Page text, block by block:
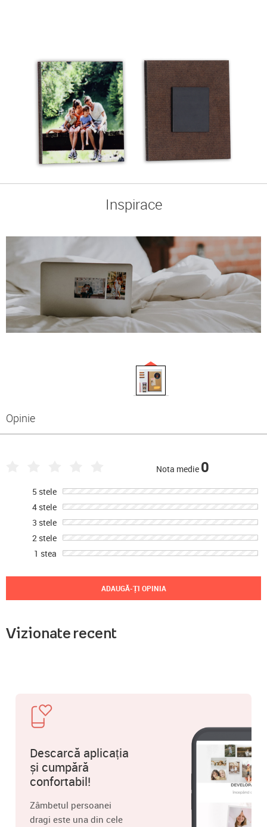
Inspirace
Opinie
Nota medie 0
5 stele
4 stele
3 stele
2 stele
1 stea
ADAUGĂ-ȚI OPINIA
Vizionate recent
Descarcă aplicația
și cumpără
confortabil!
Zâmbetul persoanei
dragi este una din cele